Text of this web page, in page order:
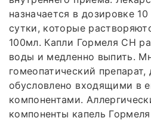
назначается в дозировке
сутки, которые
100мл. Капли Гормеля СН
воды и медленно выпить.
гомеопатический
обусловлено входящими в
компонентами.
компоненты капель